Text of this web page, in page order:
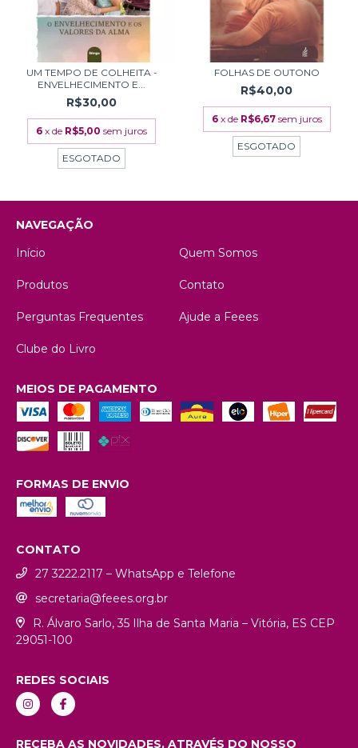
UM TEMPO DE COLHEITA -
ENVELHECIMENTO E...
R$30,00
6 x de R$5,00 sem juros
ESGOTADO
FOLHAS DE OUTONO
R$40,00
6 x de R$6,67 sem juros
ESGOTADO
NAVEGAÇÃO
Início
Quem Somos
Produtos Contato
Perguntas Frequentes Ajude a Feees
Clube do Livro
MEIOS DE PAGAMENTO
FORMAS DE ENVIO
CONTATO
27 3222.2117 – WhatsApp e Telefone
secretaria@feees.org.br
R. Álvaro Sarlo, 35 Ilha de Santa Maria – Vitória, ES CEP
29051-100
REDES SOCIAIS
RECEBA AS NOVIDADES, ATRAVÉS DO NOSSO